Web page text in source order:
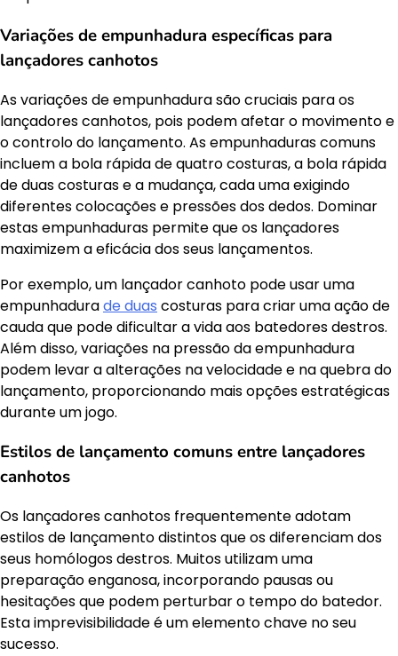
Variações de empunhadura específicas para
lançadores canhotos
As variações de empunhadura são cruciais para os
lançadores canhotos, pois podem afetar o movimento e
o controlo do lançamento. As empunhaduras comuns
incluem a bola rápida de quatro costuras, a bola rápida
de duas costuras e a mudança, cada uma exigindo
diferentes colocações e pressões dos dedos. Dominar
estas empunhaduras permite que os lançadores
maximizem a eficácia dos seus lançamentos.
Por exemplo, um lançador canhoto pode usar uma
empunhadurade duas costuras para criar uma ação de
cauda que pode dificultar a vida aos batedores destros.
Além disso, variações na pressão da empunhadura
podem levar a alterações na velocidade e na quebra do
lançamento, proporcionando mais opções estratégicas
durante um jogo.
Estilos de lançamento comuns entre lançadores
canhotos
Os lançadores canhotos frequentemente adotam
estilos de lançamento distintos que os diferenciam dos
seus homólogos destros. Muitos utilizam uma
preparação enganosa, incorporando pausas ou
hesitações que podem perturbar o tempo do batedor.
Esta imprevisibilidade é um elemento chave no seu
sucesso.